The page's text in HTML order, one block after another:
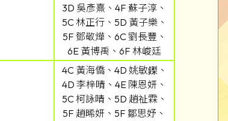
3D 吳彥熹、4F 蘇子淳、
5C 林正行、5D 黃子樂、
5F 鄧敬燁、6C 劉長豐、
6E 黃博禹、6F 林峻廷
4C 黃海僑、4D 姚敏鏫、
4D 李梓晴、4E 陳恩妍、
5C 柯詠晴、5D 趙祉霖、
5F 趙晞妍、5F 鄒思妤、